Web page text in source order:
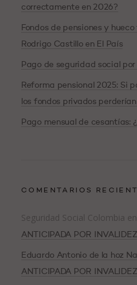
correctamente en 2026?
Fondos de pensiones y
Rodrigo Castillo en El País
Pago de seguridad social
Reforma pensional 2025: Si
los fondos privados
Pago mensual de cesantías:
COMENTARIOS
Seguridad Social Colombia en
ANTICIPADA POR INVALIDEZ
Eduardo Antonio de la hoz
ANTICIPADA POR INVALIDEZ